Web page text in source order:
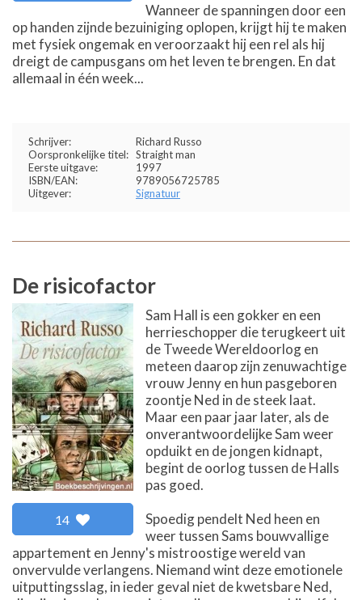
Wanneer de spanningen door een
op handen zijnde bezuiniging oplopen, krijgt hij te maken
met fysiek ongemak en veroorzaakt hij een rel als hij
dreigt de campusgans om het leven te brengen. En dat
allemaal in één week...
Schrijver:
Richard Russo
Oorspronkelijke titel: Straight man
Eerste uitgave:
1997
ISBN/EAN:
9789056725785
Uitgever:
Signatuur
De risicofactor
14
Sam Hall is een gokker en een
herrieschopper die terugkeert uit
de Tweede Wereldoorlog en
meteen daarop zijn zenuwachtige
vrouw Jenny en hun pasgeboren
zoontje Ned in de steek laat.
Maar een paar jaar later, als de
onverantwoordelijke Sam weer
opduikt en de jongen kidnapt,
begint de oorlog tussen de Halls
pas goed.
Spoedig pendelt Ned heen en
weer tussen Sams bouwvallige
appartement en Jenny's mistroostige wereld van
onvervulde verlangens. Niemand wint deze emotionele
uitputtingsslag, in ieder geval niet de kwetsbare Ned,